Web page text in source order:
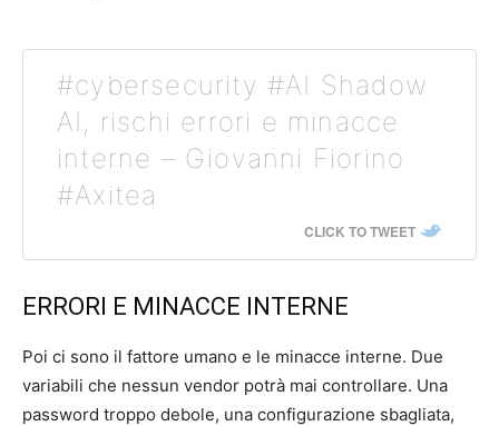
#cybersecurity #AI Shadow
AI, rischi errori e minacce
interne – Giovanni Fiorino
#Axitea
CLICK TO TWEET
ERRORI E MINACCE INTERNE
Poi ci sono il fattore umano e le minacce interne. Due
variabili che nessun vendor potrà mai controllare. Una
password troppo debole, una configurazione sbagliata,